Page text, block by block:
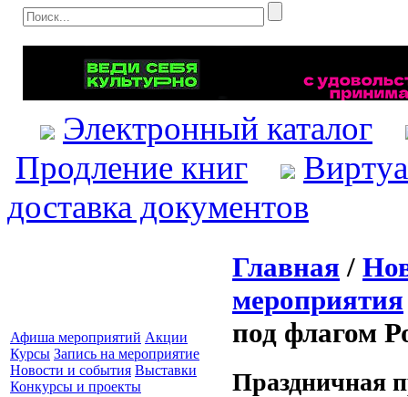
Электронный каталог
Продление книг
доставка документов
Афиша мероприятий Акции
Курсы Запись на мероприятие
Новости и события Выставки
Конкурсы и проекты
Главная /
мероприятия
под флагом
Праздничная